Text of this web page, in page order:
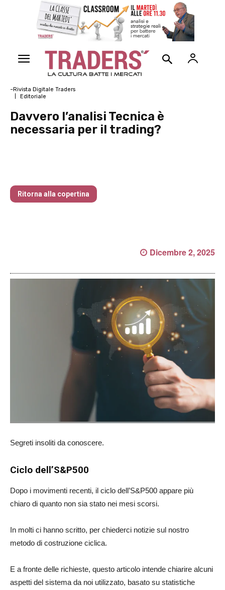
~Rivista Digitale Traders
Editoriale
Davvero l’analisi Tecnica è
necessaria per il trading?
Ritorna alla copertina
Dicembre 2, 2025
Segreti insoliti da conoscere.
Ciclo dell’S&P500
Dopo i movimenti recenti, il ciclo dell’S&P500 appare più
chiaro di quanto non sia stato nei mesi scorsi.
In molti ci hanno scritto, per chiederci notizie sul nostro
metodo di costruzione ciclica.
E a fronte delle richieste, questo articolo intende chiarire alcuni
aspetti del sistema da noi utilizzato, basato su statistiche